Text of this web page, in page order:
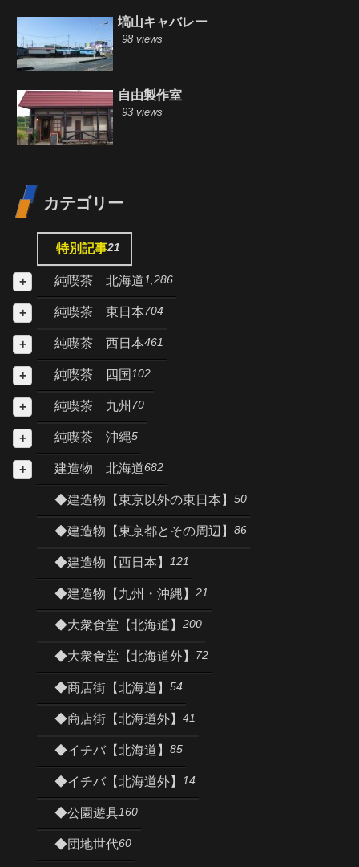
塙山キャバレー
98 views
自由製作室
93 views
カテゴリー
特別記事21
純喫茶 北海道1,286
純喫茶 東日本704
純喫茶 西日本461
純喫茶 四国102
純喫茶 九州 70
純喫茶 沖縄5
建造物 北海道682
◆建造物【東京以外の東日本】 50
◆建造物【東京都とその周辺】 86
◆建造物【西日本】 121
◆建造物【九州・沖縄】 21
◆大衆食堂【北海道】 200
◆大衆食堂【北海道外】 72
◆商店街【北海道】 54
◆商店街【北海道外】 41
◆イチバ【北海道】 85
◆イチバ【北海道外】 14
◆公園遊具160
◆団地世代60